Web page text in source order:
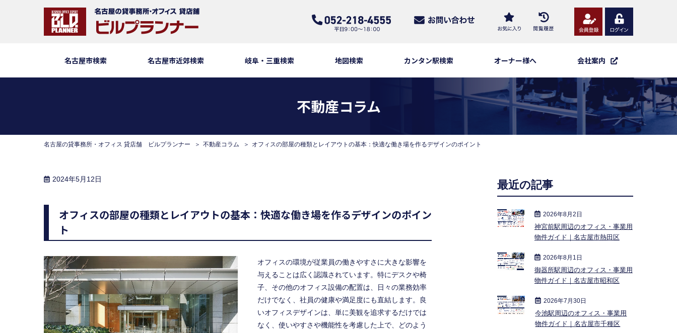
名古屋市検索 名古屋市近郊検索 岐阜・三重検索 地図検索 カンタン駅検索 オーナー様へ 会社案内
不動産コラム
名古屋の貸事務所・オフィス 貸店舗 ビルプランナー 不動産コラム オフィスの部屋の種類とレイアウトの基本：快適な働き場を作るデザインのポイント
2024年5月12日
オフィスの部屋の種類とレイアウトの基本：快適な働き場を作るデザインのポイン
ト
オフィスの環境が従業員の働きやすさに大きな影響を
与えることは広く認識されています。特にデスクや椅
子、その他のオフィス設備の配置は、日々の業務効率
だけでなく、社員の健康や満足度にも直結します。良
いオフィスデザインは、単に美観を追求するだけでは
なく、使いやすさや機能性を考慮した上で、どのよう
最近の記事
2026年8月2日
神宮前駅周辺のオフィス・事業用
物件ガイド｜名古屋市熱田区
2026年8月1日
御器所駅周辺のオフィス・事業用
物件ガイド｜名古屋市昭和区
2026年7月30日
今池駅周辺のオフィス・事業用
物件ガイド｜名古屋市千種区